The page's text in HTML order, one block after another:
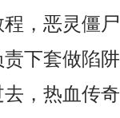
，恶灵僵
下套做陷
，热血传